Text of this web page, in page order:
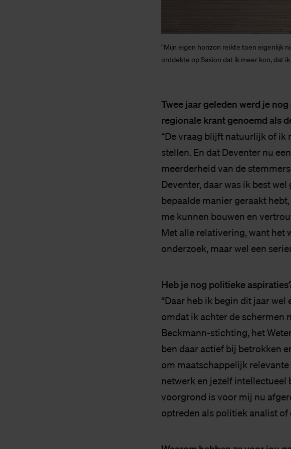
"Mijn eigen horizon reikte toen eigenlijk
ontdekte op Saxion dat ik meer kon, dat
Twee jaar geleden werd je
regionale krant genoemd als
“De vraag blijft natuurlijk of ik
stellen. En dat Deventer nu
meerderheid van de
Deventer, daar was ik best
bepaalde manier geraakt
me kunnen bouwen en
Met alle relativering, want het
onderzoek, maar wel een
Heb je nog politieke
“Daar heb ik begin dit jaar
omdat ik achter de schermen
Beckmann-stichting, het
ben daar actief bij betrokken
om maatschappelijk
netwerk en jezelf
voorgrond is voor mij nu
optreden als politiek analist of